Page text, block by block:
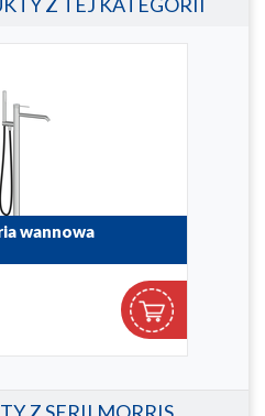
Z TEJ KATEGORII
wannowa